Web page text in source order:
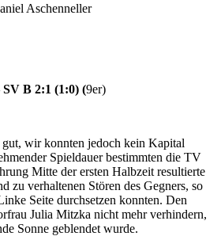
Aschenneller
B 2:1 (1:0) (9er)
wir konnten jedoch kein Kapital
Spieldauer bestimmten die TV
Mitte der ersten Halbzeit resultierte
zu verhaltenen Stören des Gegners, so
Seite durchsetzen konnten. Den
Julia Mitzka nicht mehr verhindern,
Sonne geblendet wurde.